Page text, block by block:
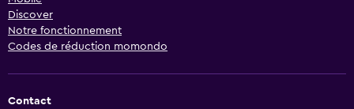
Discover
Notre fonctionnement
Codes de réduction momondo
Contact